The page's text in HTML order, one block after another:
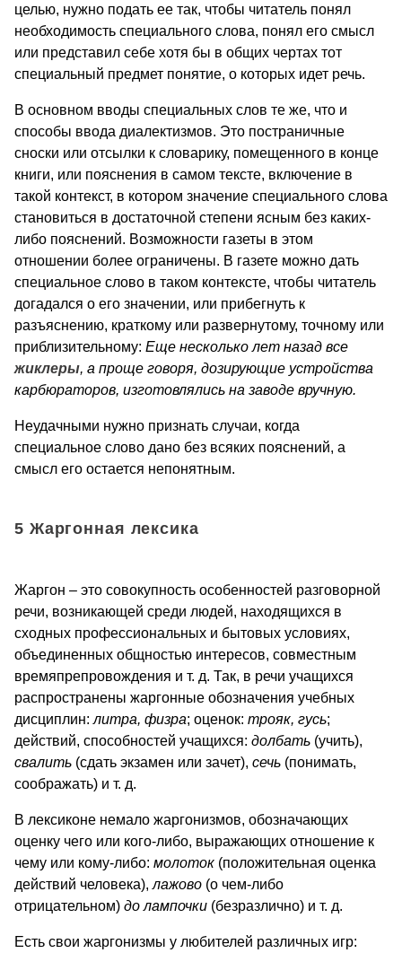
целью, нужно подать ее так, чтобы читатель понял
необходимость специального слова, понял его смысл
или представил себе хотя бы в общих чертах тот
специальный предмет понятие, о которых идет речь.
В основном вводы специальных слов те же, что и
способы ввода диалектизмов. Это постраничные
сноски или отсылки к словарику, помещенного в конце
книги, или пояснения в самом тексте, включение в
такой контекст, в котором значение специального слова
становиться в достаточной степени ясным без каких-
либо пояснений. Возможности газеты в этом
отношении более ограничены. В газете можно дать
специальное слово в таком контексте, чтобы читатель
догадался о его значении, или прибегнуть к
разъяснению, краткому или развернутому, точному или
приблизительному: Еще несколько лет назад все
жиклеры, а проще говоря, дозирующие устройства
карбюраторов, изготовлялись на заводе вручную.
Неудачными нужно признать случаи, когда
специальное слово дано без всяких пояснений, а
смысл его остается непонятным.
5 Жаргонная лексика
Жаргон – это совокупность особенностей разговорной
речи, возникающей среди людей, находящихся в
сходных профессиональных и бытовых условиях,
объединенных общностью интересов, совместным
времяпрепровождения и т. д. Так, в речи учащихся
распространены жаргонные обозначения учебных
дисциплин: литра, физра; оценок: трояк, гусь;
действий, способностей учащихся: долбать (учить),
свалить (сдать экзамен или зачет), сечь (понимать,
соображать) и т. д.
В лексиконе немало жаргонизмов, обозначающих
оценку чего или кого-либо, выражающих отношение к
чему или кому-либо: молоток (положительная оценка
действий человека), лажово (о чем-либо
отрицательном) до лампочки (безразлично) и т. д.
Есть свои жаргонизмы у любителей различных игр: